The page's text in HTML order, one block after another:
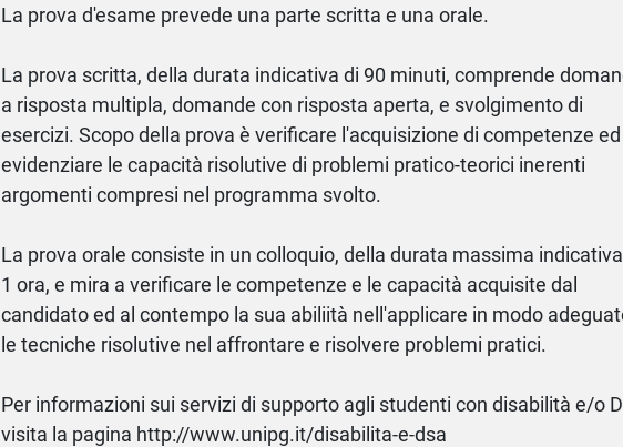
La prova d'esame prevede una parte scritta e una orale.
La prova scritta, della durata indicativa di 90 minuti, comprende
a risposta multipla, domande con risposta aperta, e svolgimento di
esercizi. Scopo della prova è verificare l'acquisizione di competenze ed
evidenziare le capacità risolutive di problemi pratico-teorici inerenti
argomenti compresi nel programma svolto.
La prova orale consiste in un colloquio, della durata massima
1 ora, e mira a verificare le competenze e le capacità acquisite dal
candidato ed al contempo la sua abiliità nell'applicare in modo
le tecniche risolutive nel affrontare e risolvere problemi pratici.
Per informazioni sui servizi di supporto agli studenti con disabilità e/o
visita la pagina http://www.unipg.it/disabilita-e-dsa